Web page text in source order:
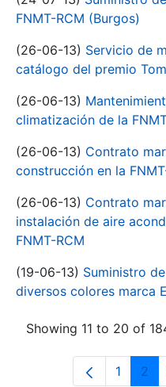
FNMT-RCM (Burgos)
(26-06-13) Servicio de
catálogo del premio
(26-06-13)
climatización de la
(26-06-13) Contrato
construcción en la
(26-06-13) Contrato
instalación de aire
FNMT-RCM
(19-06-13) Suministro
diversos colores marca
Showing 11 to 20 of
Page
1 2